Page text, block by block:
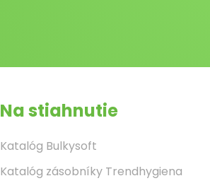
Na stiahnutie
Katalóg Bulkysoft
Katalóg zásobníky Trendhygiena